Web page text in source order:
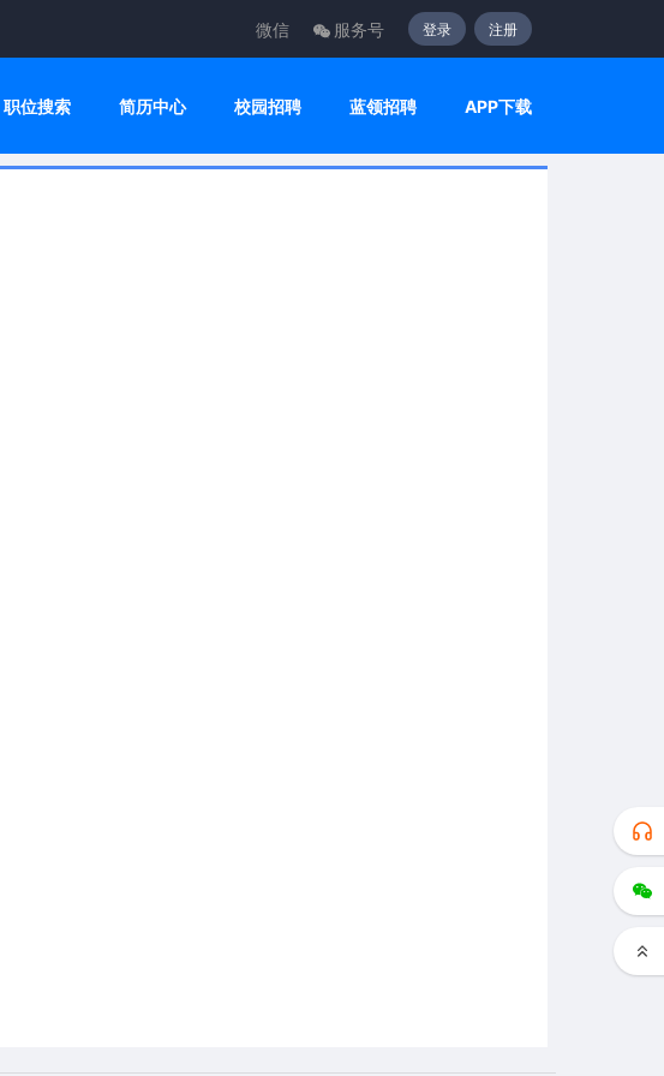
微信 服务号 登录 注册
职位搜索 简历中心 校园招聘 蓝领招聘 APP下载